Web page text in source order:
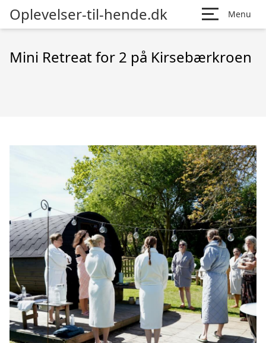
Oplevelser-til-hende.dk Menu
Mini Retreat for 2 på Kirsebærkroen